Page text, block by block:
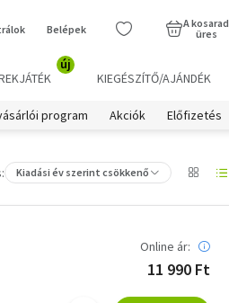
Belépek
A kosarad
üres
új
KIEGÉSZÍTŐ/AJÁNDÉK
program Akciók Előfizetés
Kiadási év szerint csökkenő
Online ár:
11 990 Ft